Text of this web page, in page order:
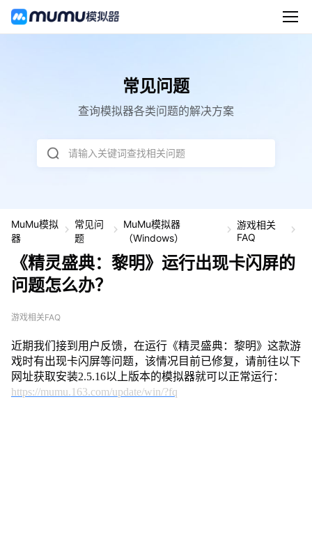
常见问题
查询模拟器各类问题的解决方案
请输入关键词查找相关问题
MuMu模拟
器
常见问
题
MuMu模拟器
（Windows）
游戏相关
FAQ
《精灵盛典：黎明》运行出现卡闪屏的
问题怎么办？
游戏相关FAQ
近期我们接到用户反馈，在运行《精灵盛典：黎明》这款游
戏时有出现卡闪屏等问题，该情况目前已修复，请前往以下
网址获取安装2.5.16以上版本的模拟器就可以正常运行：
https://mumu.163.com/update/win/?fq